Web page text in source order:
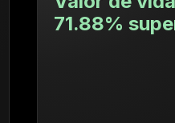
71.88%